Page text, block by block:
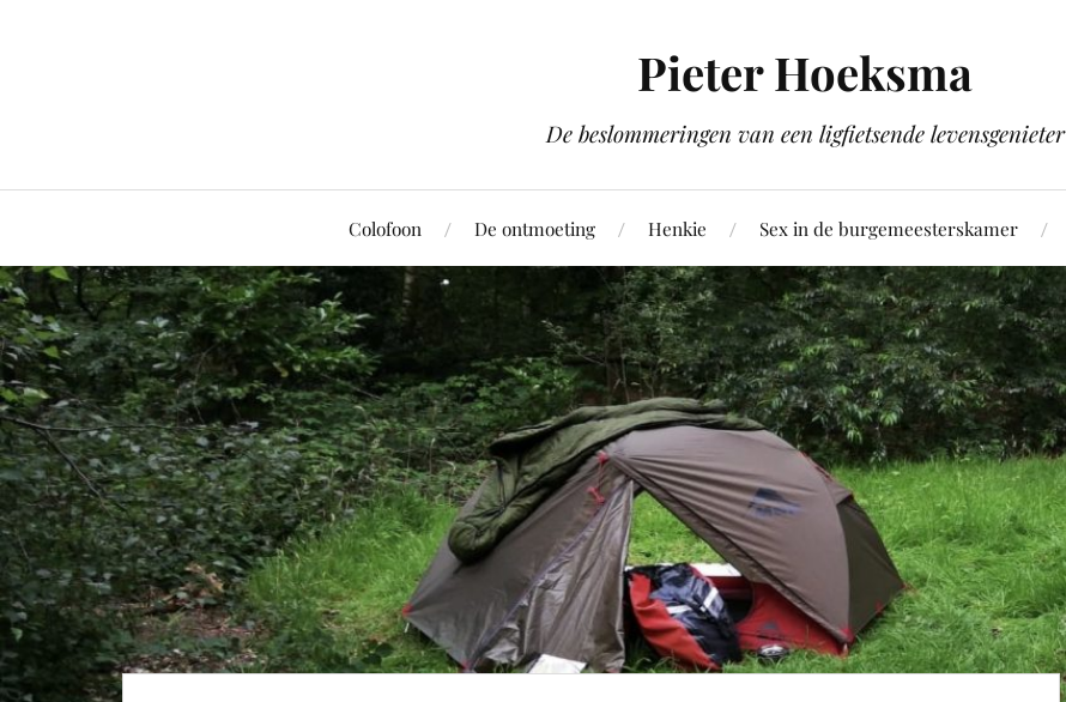
Pieter Hoeksma
De beslommeringen van een ligfietsende levensgenieter
Colofoon De ontmoeting Henkie Sex in de burgemeesterskamer